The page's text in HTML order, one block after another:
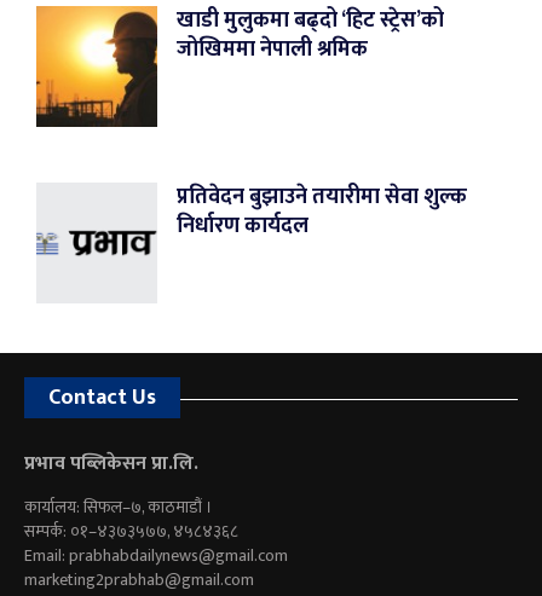
खाडी मुलुकमा बढ्दो ‘हिट स्ट्रेस’को
जोखिममा नेपाली श्रमिक
प्रतिवेदन बुझाउने तयारीमा सेवा शुल्क
निर्धारण कार्यदल
Contact Us
प्रभाव पब्लिकेसन प्रा.लि.
कार्यालय: सिफल–७, काठमाडौं ।
सम्पर्क: ०१–४३७३५७७, ४५८४३६८
Email:prabhabdailynews@gmail.com
marketing2prabhab@gmail.com